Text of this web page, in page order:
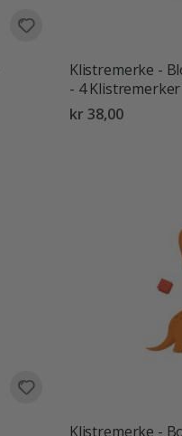
Klistremerke -
- 4 Klistremerker
kr 38,00
Klistremerke -